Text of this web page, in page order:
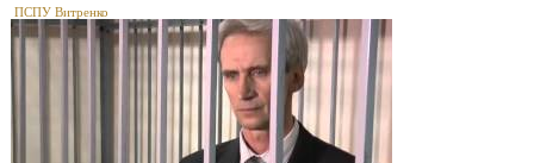
ПСПУ Витренко